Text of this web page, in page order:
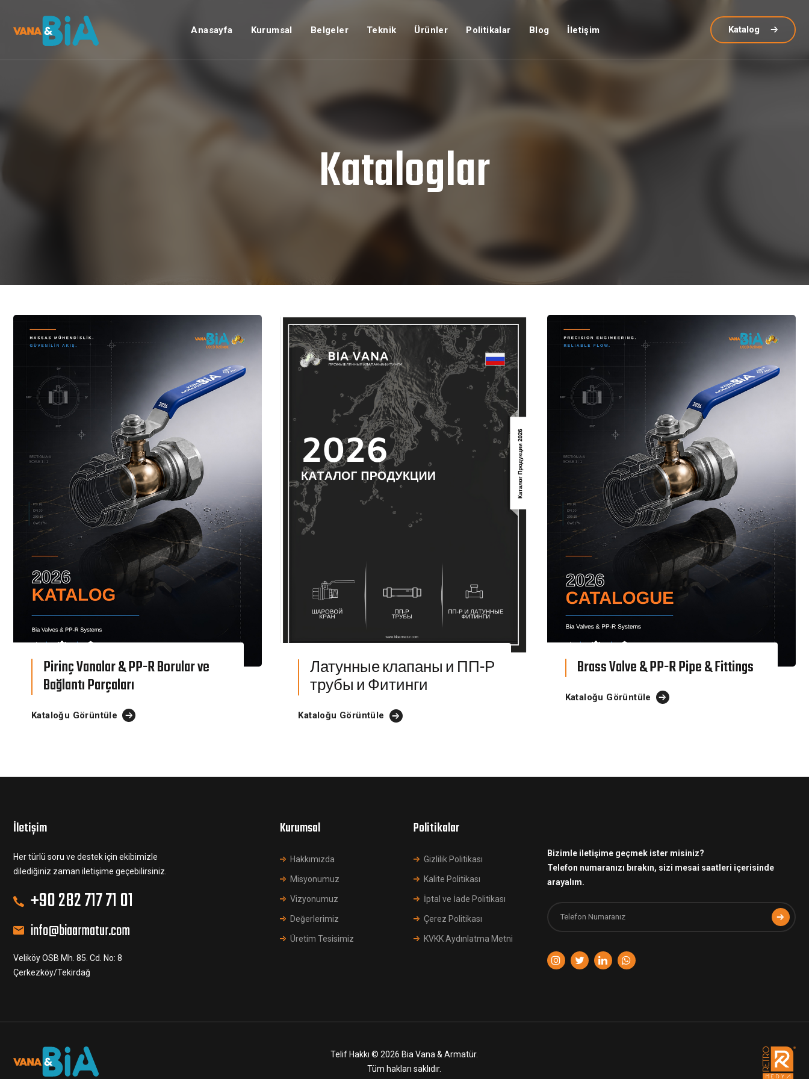
Anasayfa Kurumsal Belgeler Teknik Ürünler Politikalar Blog İletişim Katalog
Kataloglar
Pirinç Vanalar & PP-R Borular ve
Bağlantı Parçaları
Kataloğu Görüntüle
Латунные клапаны и ПП-Р
трубы и Фитинги
Kataloğu Görüntüle
Brass Valve & PP-R Pipe & Fittings
Kataloğu Görüntüle
İletişim
Her türlü soru ve destek için ekibimizle
dilediğiniz zaman iletişime geçebilirsiniz.
+90 282 717 71 01
info@biaarmatur.com
Veliköy OSB Mh. 85. Cd. No: 8
Çerkezköy/Tekirdağ
Kurumsal
Hakkımızda
Misyonumuz
Vizyonumuz
Değerlerimiz
Üretim Tesisimiz
Politikalar
Gizlilik Politikası
Kalite Politikası
İptal ve İade Politikası
Çerez Politikası
KVKK Aydınlatma Metni
Bizimle iletişime geçmek ister misiniz?
Telefon numaranızı bırakın, sizi mesai saatleri içerisinde
arayalım.
Telif Hakkı © 2026 Bia Vana & Armatür.
Tüm hakları saklıdır.